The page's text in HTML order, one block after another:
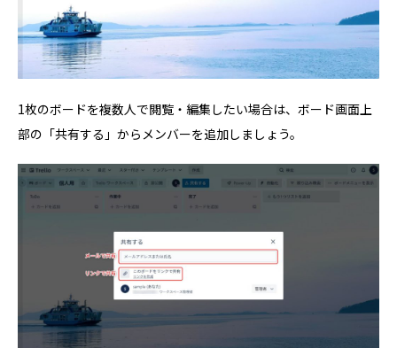
1枚のボードを複数人で閲覧・編集したい場合は、ボード画面上
部の「共有する」からメンバーを追加しましょう。